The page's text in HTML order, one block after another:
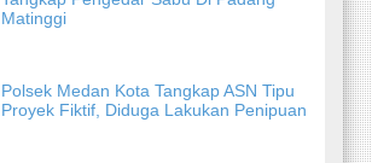
Matinggi
Polsek Medan Kota Tangkap ASN Tipu
Proyek Fiktif, Diduga Lakukan Penipuan